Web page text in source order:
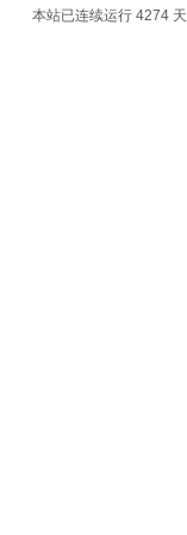
本站已连续运行 4274 天